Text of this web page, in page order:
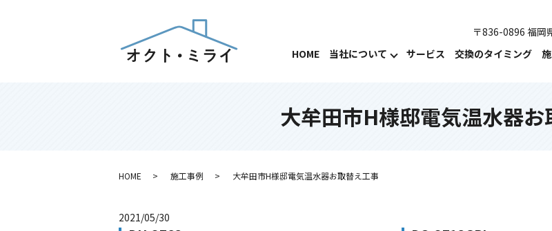
HOME 当社について サービス 交換のタイミング
〒836-0896 福岡
大牟田市H様邸電気温水器お
HOME 施工事例 大牟田市H様邸電気温水器お取替え工事
2021/05/30